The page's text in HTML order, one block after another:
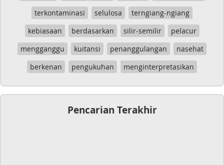
terkontaminasi
selulosa
terngiang-ngiang
kebiasaan
berdasarkan silir-semilir
pelacur
mengganggu
kuitansi penanggulangan
nasehat
berkenan
pengukuhan menginterpretasikan
Pencarian Terakhir